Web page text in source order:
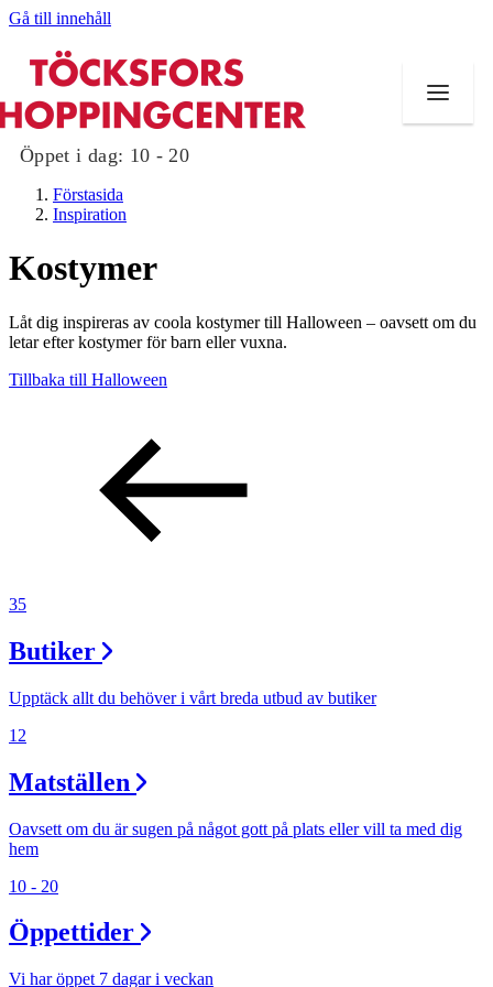
Gå till innehåll
Öppet i dag: 10 - 20
Butiker
Mat och dryck
Evenemang
Erbjudanden
Kundklubb
Inspiration
Öppettider
Lediga jobb
Magasin
Förstasida
Inspiration
Kostymer
Låt dig inspireras av coola kostymer till Halloween – oavsett om du
letar efter kostymer för barn eller vuxna.
Tillbaka till Halloween
35
Butiker
Upptäck allt du behöver i vårt breda utbud av butiker
12
Matställen
Oavsett om du är sugen på något gott på plats eller vill ta med dig
hem
10 - 20
Öppettider
Vi har öppet 7 dagar i veckan